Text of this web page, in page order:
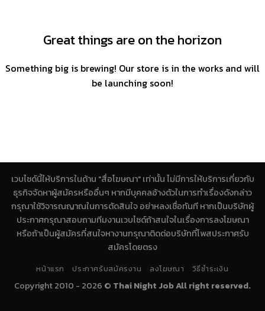
Great things are on the horizon
Something big is brewing! Our store is in the works and will
be launching soon!
เวบไซด์นี้ให้บริการในด้าน "สื่อโฆษณา" เท่านั้น ไม่มีการให้บริการเกี่ยวกับ
ธุรกิจจัดหาผู้สมัครหรืออื่นๆ หากมีบุคคลอ้างตัวในการทำเรื่องดังกล่าว
กรุณาใช้วิจารณญาณในการตัดสินใจ อย่าหลงเชื่อทันที หากเป็นบริษัทผู้
ประกาศกรุณาสอบถามทีมงานเวบไซด์ถ้าสนใจในเรื่องการลงโฆษณา
หรือถ้าเป็นผู้สมัครที่สนใจหางานกรุณาติดต่อบริษัทที่โพสประกาศรับ
สมัครโดยตรง
หน้าแรก ประกาศรับสมัครงาน ลงโฆษณา วิธีชำระเงิน
Copyright 2010 - 2026 © Thai Night Job All right reserved.